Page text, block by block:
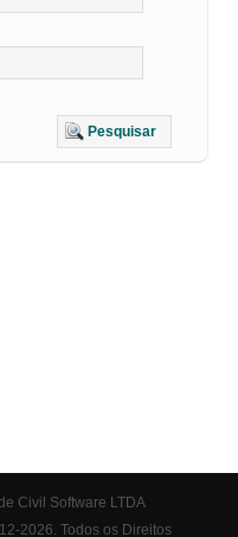
Pesquisar
Civil Software LTDA
2026. Todos os Direitos